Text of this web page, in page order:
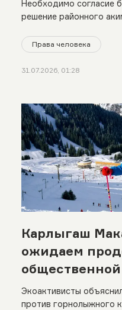
Необходимо согласие
решение районного
Права человека
31.07.2026, 01:28
Карлыгаш
ожидаем
борьбы за
Экоактивисты
против горнолыжного